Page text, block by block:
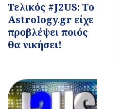
Τελικός #J2US: To
Astrology.gr είχε
προβλέψει ποιός
θα νικήσει!